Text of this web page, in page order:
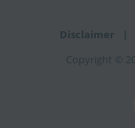
Disclaimer
Copyright ©